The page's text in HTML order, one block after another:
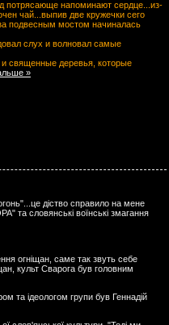
потрясающе напоминают сердце...из-
чай...выпив две кружечки сего
подвесным мостом начиналась
слух и волновал самые
священные деревья, которые
»
діство справило на мене
та словянські воїнські змагання
огніщан, саме так звуть себе
культ Сварога був головним
та ідеологом групи був Геннадій